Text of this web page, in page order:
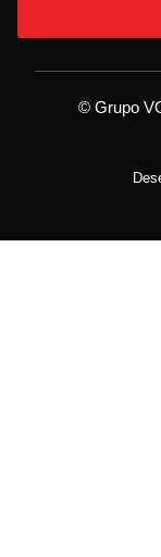
© Grupo